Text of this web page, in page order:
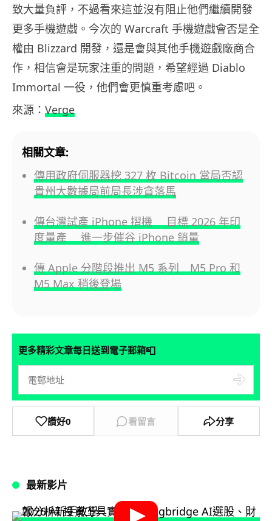
致大量負評，不過看來這並沒有阻止他們繼續開發
更多手機遊戲。今次的 Warcraft 手機遊戲會否是全
權由 Blizzard 開發，還是會與其他手機遊戲廠商合
作，相信會是玩家注重的問題，希望經過 Diablo
Immortal 一役，他們會更慎重考慮吧。
來源： Verge
相關文章:
傳用政府伺服器挖 327 枚 Bitcoin 當局否認
貴州大數據局前局長涉貪落馬
傳台灣試產 iPhone 摺機 目標 2026 年印
度量產 進一步催谷 iPhone 銷量
傳 Apple 分階段推出 M5 系列 M5 Pro 和
M5 Max 稍後登場
更多精彩文章每日送到電子郵箱📮
讚好0 看留言 分享
最新影片